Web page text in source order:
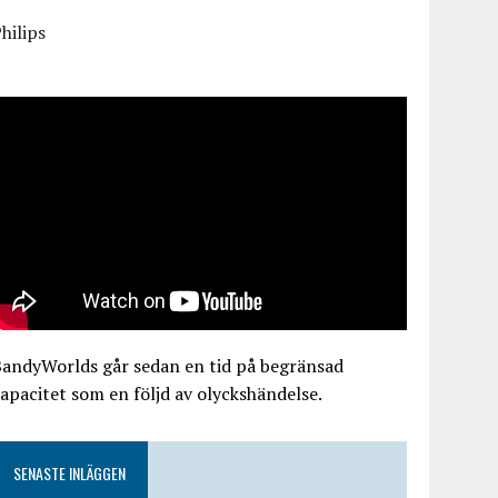
går sedan en tid på begränsad
som en följd av olyckshändelse.
SENASTE INLÄGGEN